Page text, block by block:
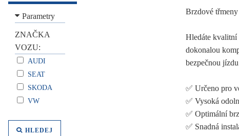
Parametry
ZNAČKA
VOZU:
AUDI
SEAT
SKODA
VW
HLEDEJ
Brzdové
Hledáte kvalitní
dokonalou
bezpečnou
✅ Určeno pro
✅ Vysoká
✅ Optimální
✅ Snadná